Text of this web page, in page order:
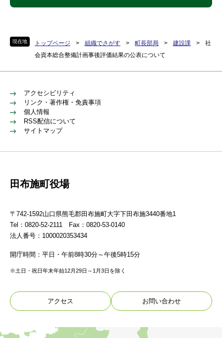
現在地 トップページ > 組織でさがす > 町長部局 > 建設課 >
社
会資本総合整備計画事後評価結果の公表について
アクセシビリティ
リンク・著作権・免責事項
個人情報
RSS配信について
サイトマップ
田布施町役場
〒742-1592山口県熊毛郡田布施町大字下田布施3440番地1
Tel：0820-52-2111 Fax：0820-53-0140
法人番号：1000020353434
開庁時間：平日・午前8時30分～午後5時15分
※土日・祝日年末年始12月29日～1月3日を除く
アクセス お問い合わせ